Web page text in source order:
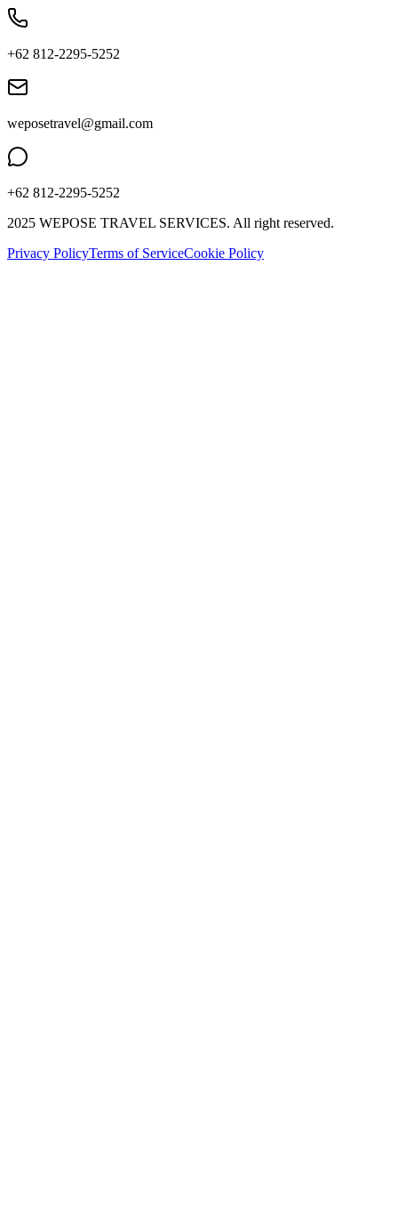
+62 812-2295-5252
weposetravel@gmail.com
+62 812-2295-5252
2025 WEPOSE TRAVEL SERVICES. All right reserved.
Privacy PolicyTerms of ServiceCookie Policy